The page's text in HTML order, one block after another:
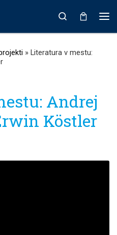
Search
» Literatura v mestu:
Andrej
Köstler